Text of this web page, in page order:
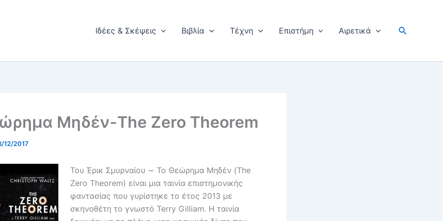
Ιδέες & Σκέψεις Βιβλία Tέχνη Επιστήμη Αιρετικά
Μηδέν-The Zero Theorem
12/2017
Του Έρικ Σμυρναίου ∼ Το Θεώρημα Μηδέν (The
Zero Theorem) είναι μια ταινία επιστημονικής
φαντασίας που γυρίστηκε το έτος 2013 με
σκηνοθέτη το γνωστό Terry Gilliam. Η ταινία